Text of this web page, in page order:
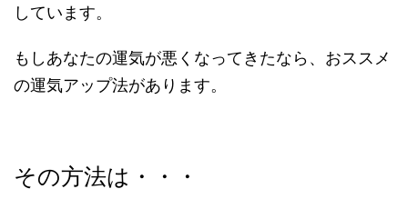
しています。
もしあなたの運気が悪くなってきたなら、おススメ
の運気アップ法があります。
その方法は・・・